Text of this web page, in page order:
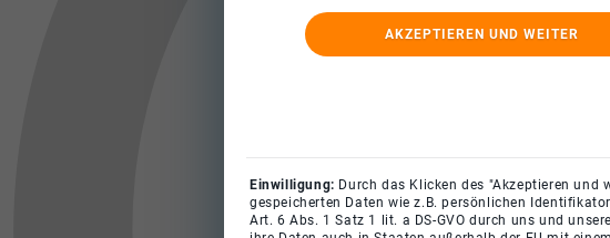
AKZEPTIEREN UND WEITER
Einwilligung: Durch das Klicken des "Akzeptieren und
gespeicherten Daten wie z.B. persönlichen
Art. 6 Abs. 1 Satz 1 lit. a DS-GVO durch uns und